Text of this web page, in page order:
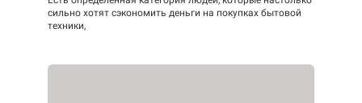
сильно хотят сэкономить деньги на покупках бытовой
техники,